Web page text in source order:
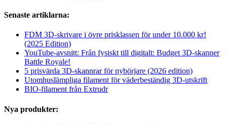
Senaste artiklarna:
FDM 3D-skrivare i övre prisklassen för under 10.000 kr!
(2025 Edition)
YouTube-avsnitt: Från fysiskt till digitalt: Budget 3D-skanner
Battle Royale!
5 prisvärda 3D-skannrar för nybörjare (2026 edition)
Utomhuslämpliga filament för väderbeständig 3D-utskrift
BIO-filament från Extrudr
Nya produkter: